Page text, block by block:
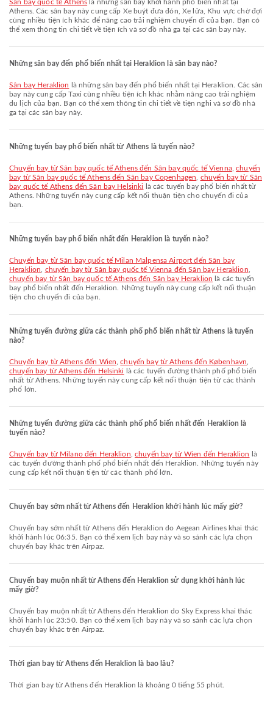
Sân bay quốc tế Athens là những sân bay khởi hành phổ biến nhất tại
Athens. Các sân bay này cung cấp Xe buýt đưa đón, Xe lửa, Khu vực chờ đợi
cùng nhiều tiện ích khác để nâng cao trải nghiệm chuyến đi của bạn. Bạn có
thể xem thông tin chi tiết về tiện ích và sơ đồ nhà ga tại các sân bay này.
Những sân bay đến phổ biến nhất tại Heraklion là sân bay nào?
Sân bay Heraklion
là những sân bay đến phổ biến nhất tại Heraklion. Các sân
bay này cung cấp Taxi cùng nhiều tiện ích khác nhằm nâng cao trải nghiệm
du lịch của bạn. Bạn có thể xem thông tin chi tiết về tiện nghi và sơ đồ nhà
ga tại các sân bay này.
Những tuyến bay phổ biến nhất từ Athens là tuyến nào?
chuyến bay từ Sân bay quốc tế Athens đến Sân bay quốc tế Vienna,chuyến
bay từ Sân bay quốc tế Athens đến Sân bay Copenhagen
chuyến bay từ Sân
bay quốc tế Athens đến Sân bay Helsinki
là các tuyến bay phổ biến nhất từ
Athens. Những tuyến này cung cấp kết nối thuận tiện cho chuyến đi của
bạn.
Những tuyến bay phổ biến nhất đến Heraklion là tuyến nào?
chuyến bay từ Sân bay quốc tế Milan Malpensa Airport đến Sân bay
Heraklion
chuyến bay từ Sân bay quốc tế Vienna đến Sân bay Heraklion
chuyến bay từ Sân bay quốc tế Athens đến Sân bay Heraklion là các tuyến
bay phổ biến nhất đến Heraklion. Những tuyến này cung cấp kết nối thuận
tiện cho chuyến đi của bạn.
Những tuyến đường giữa các thành phố phổ biến nhất từ Athens là tuyến
nào?
chuyến bay từ Athens đến Wien ,chuyến bay từ Athens đến København
chuyến bay từ Athens đến Helsinki
là các tuyến đường thành phố phổ biến
nhất từ Athens. Những tuyến này cung cấp kết nối thuận tiện từ các thành
phố lớn.
Những tuyến đường giữa các thành phố phổ biến nhất đến Heraklion là
tuyến nào?
chuyến bay từ Milano đến Heraklion ,chuyến bay từ Wien đến Heraklion
là
các tuyến đường thành phố phổ biến nhất đến Heraklion. Những tuyến này
cung cấp kết nối thuận tiện từ các thành phố lớn.
Chuyến bay sớm nhất từ Athens đến Heraklion khởi hành lúc mấy giờ?
Chuyến bay sớm nhất từ Athens đến Heraklion do Aegean Airlines khai thác
khởi hành lúc 06:35. Bạn có thể xem lịch bay này và so sánh các lựa chọn
chuyến bay khác trên Airpaz.
Chuyến bay muộn nhất từ Athens đến Heraklion sử dụng khởi hành lúc
mấy giờ?
Chuyến bay muộn nhất từ Athens đến Heraklion do Sky Express khai thác
khởi hành lúc 23:50. Bạn có thể xem lịch bay này và so sánh các lựa chọn
chuyến bay khác trên Airpaz.
Thời gian bay từ Athens đến Heraklion là bao lâu?
Thời gian bay từ Athens đến Heraklion là khoảng 0 tiếng 55 phút.